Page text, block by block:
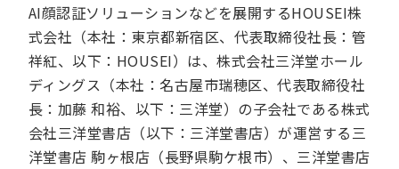
AI顔認証ソリューションなどを展開するHOUSEI株
式会社（本社：東京都新宿区、代表取締役社長：管
祥紅、以下：HOUSEI）は、株式会社三洋堂ホール
ディングス（本社：名古屋市瑞穂区、代表取締役社
長：加藤 和裕、以下：三洋堂）の子会社である株式
会社三洋堂書店（以下：三洋堂書店）が運営する三
洋堂書店 駒ヶ根店（長野県駒ケ根市）、三洋堂書店